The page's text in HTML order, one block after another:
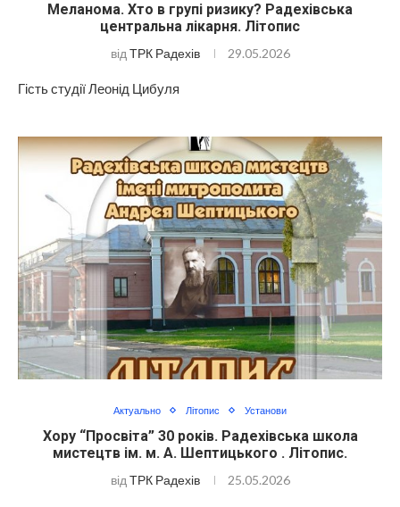
Меланома. Хто в групі ризику? Радехівська
центральна лікарня. Літопис
від ТРК Радехів 29.05.2026
Гість студії Леонід Цибуля
Актуально Літопис Установи
Хору “Просвіта” 30 років. Радехівська школа
мистецтв ім. м. А. Шептицького . Літопис.
від ТРК Радехів 25.05.2026